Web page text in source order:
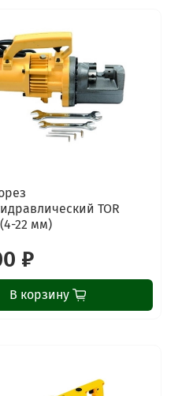
TOR
(4-22 мм)
₽
В корзину